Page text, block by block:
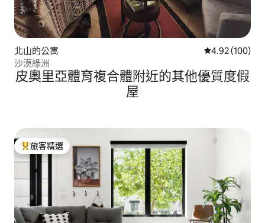
北山的公寓 從 100 則評價
4.92 (100)
沙漠綠洲
皮奧里亞體育複合體附近的其他優質度假
屋
旅客精選榜首
旅客精選